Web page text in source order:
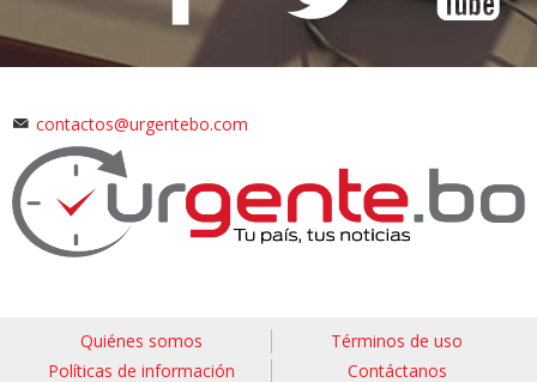
contactos@urgentebo.com
Quiénes somos
Términos de uso
Políticas de información
Contáctanos